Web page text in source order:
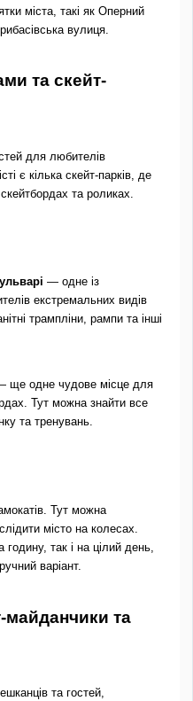
міста, такі як Оперний
вулиця.
та скейт-
для любителів
є кілька скейт-парків, де
та роликах.
— одне із
екстремальних видів
трампліни, рампи та інші
одне чудове місце для
Тут можна знайти все
та тренувань.
Тут можна
місто на колесах.
так і на цілий день,
варіант.
майданчики та
та гостей,